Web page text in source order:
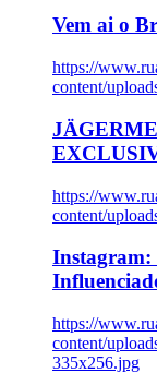
Vem ai o
https://
content/
https://
content/
Instagram:
https://
content/
335x256.jpg